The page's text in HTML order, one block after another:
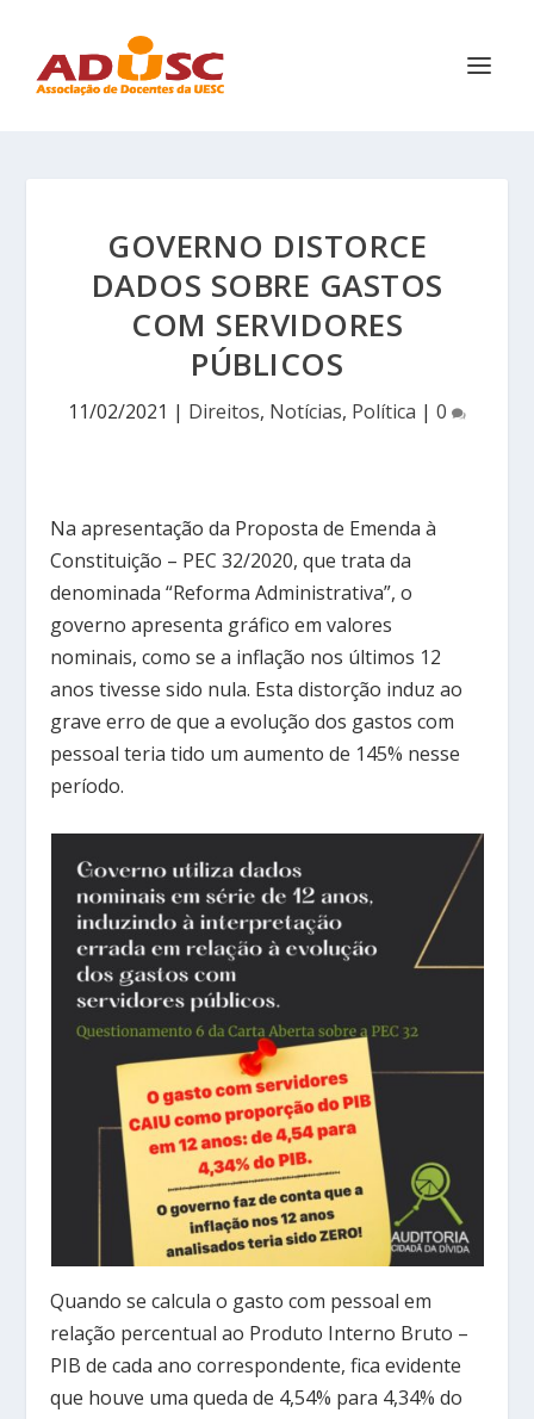
GOVERNO DISTORCE
DADOS SOBRE GASTOS
COM SERVIDORES
PÚBLICOS
11/02/2021 | Direitos, Notícias, Política | 0
Na apresentação da Proposta de Emenda à
Constituição – PEC 32/2020, que trata da
denominada “Reforma Administrativa”, o
governo apresenta gráfico em valores
nominais, como se a inflação nos últimos 12
anos tivesse sido nula. Esta distorção induz ao
grave erro de que a evolução dos gastos com
pessoal teria tido um aumento de 145% nesse
período.
Quando se calcula o gasto com pessoal em
relação percentual ao Produto Interno Bruto –
PIB de cada ano correspondente, fica evidente
que houve uma queda de 4,54% para 4,34% do